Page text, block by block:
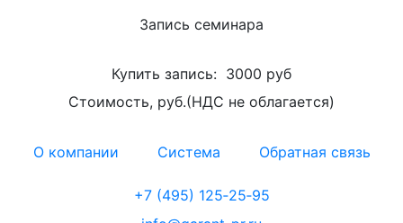
Запись семинара
Купить запись: 3000 руб
Стоимость, руб.(НДС не облагается)
О компании Система Обратная связь
+7 (495) 125‑25‑95